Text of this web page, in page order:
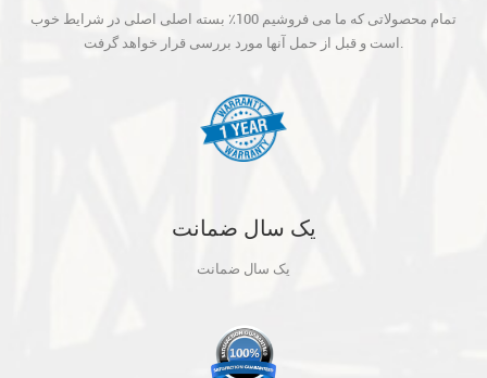
آنها مورد بررسی قرار خواهد گرفت.
تمام محصولاتی که ما می فروشیم 100٪ بسته اصلی اصلی در شرایط خوب
است و قبل از حمل آنها مورد بررسی قرار خواهد گرفت.
یک سال ضمانت
یک سال ضمانت